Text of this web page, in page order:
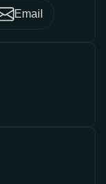
Email